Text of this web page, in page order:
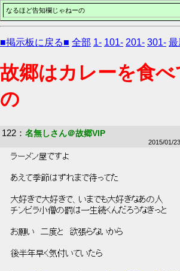
なるほど告知欄じゃねーの
■掲示板に戻る■ 全部 1- 101- 201- 301- 最
故郷はカレーを食べ
の
122 ： 名無しさん＠故郷VIP
2015/01/
ラーメン屋ですよ
あえて季節はずれまで待ってた
大好きで大好きで、いまでも大好きなあの人
チンピラ小僧の罰は一生続くんだろうなきっと
お願い　二度と　欲張らないから
後半年早く気付いていたら